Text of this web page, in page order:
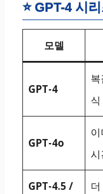
⭐ GPT-4 시
모델
GPT-4
GPT-4o
시
GPT-4.5 /
더